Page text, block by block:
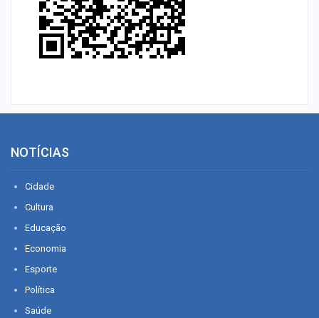
NOTÍCIAS
Cidade
Cultura
Educação
Economia
Esporte
Política
Saúde